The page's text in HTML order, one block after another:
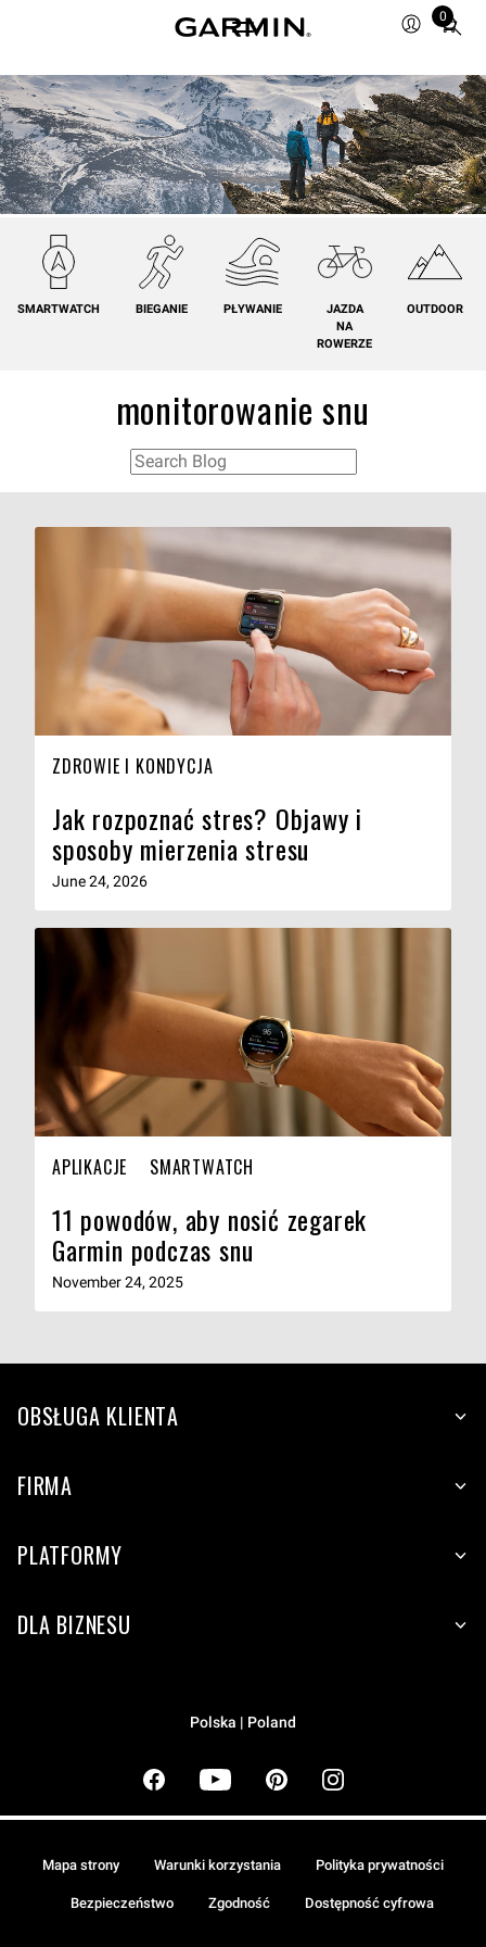
0
Total
in
cart:
0
SMARTWATCH BIEGANIE PŁYWANIE
JAZDA
NA
ROWERZE
OUTDOOR
monitorowanie snu
ZDROWIE I KONDYCJA
Jak rozpoznać stres? Objawy i
sposoby mierzenia stresu
June 24, 2026
APLIKACJE SMARTWATCH
11 powodów, aby nosić zegarek
Garmin podczas snu
November 24, 2025
OBSŁUGA KLIENTA
FIRMA
PLATFORMY
DLA BIZNESU
Polska | Poland
Mapa strony Warunki korzystania Polityka prywatności
Bezpieczeństwo Zgodność Dostępność cyfrowa